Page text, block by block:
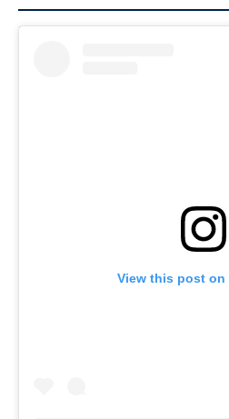
View this post on